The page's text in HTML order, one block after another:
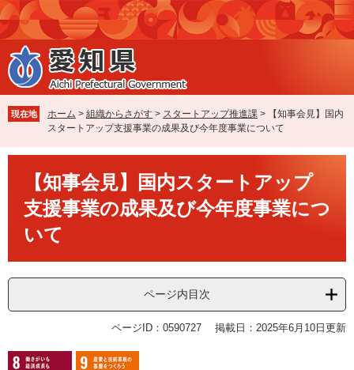
ペ
ー
ジ
の
先
で
す
メ
ニ
ュ
ー
を
ば
し
本
現在地 ホーム > 組織からさがす > スタートアップ推進課 >
【知事会見】国内
スタートアップ支援事業の成果及び今年度事業について
【知事会見】国内スタートアップ
支援事業の成果及び今年度事業につ
いて
ページ内目次
ページID：0590727 掲載日：2025年6月10日更新